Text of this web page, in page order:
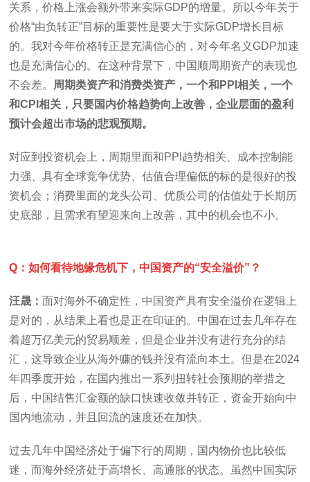
关系，价格上涨会额外带来实际GDP的增量。所以今年关于
价格“由负转正”目标的重要性是要大于实际GDP增长目标
的。我对今年价格转正是充满信心的，对今年名义GDP加速
也是充满信心的。在这种背景下，中国顺周期资产的表现也
不会差。 周期类资产和消费类资产，一个和PPI相关，一个
和CPI相关，只要国内价格趋势向上改善，企业层面的盈利
预计会超出市场的悲观预期。
对应到投资机会上，周期里面和PPI趋势相关、成本控制能
力强、具有全球竞争优势、估值合理偏低的标的是很好的投
资机会；消费里面的龙头公司、优质公司的估值处于长期历
史底部，且需求有望迎来向上改善，其中的机会也不小。
Q：如何看待地缘危机下，中国资产的“安全溢价”？
汪晟：面对海外不确定性，中国资产具有安全溢价在逻辑上
是对的，从结果上看也是正在印证的。中国在过去几年存在
着超万亿美元的贸易顺差，但是企业并没有进行充分的结
汇，这导致企业从海外赚的钱并没有流向本土。但是在2024
年四季度开始，在国内推出一系列扭转社会预期的举措之
后，中国结售汇金额的缺口快速收敛并转正，资金开始向中
国内地流动，并且回流的速度还在加快。
过去几年中国经济处于偏下行的周期，国内物价也比较低
迷，而海外经济处于高增长、高通胀的状态。虽然中国实际